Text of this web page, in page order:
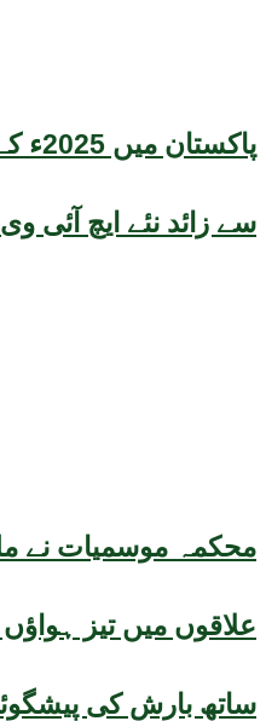
سے زائد نئے ایچ آئی
محکمہ موسمیات نے
علاقوں میں تیز
ساتھ بارش کی